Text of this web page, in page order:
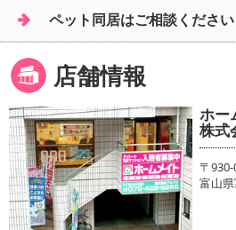
ペット同居はご相談ください
店舗情報
ホー
株式
〒930-
富山